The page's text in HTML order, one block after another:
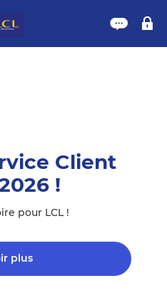
Client
!
pour LCL !
plus